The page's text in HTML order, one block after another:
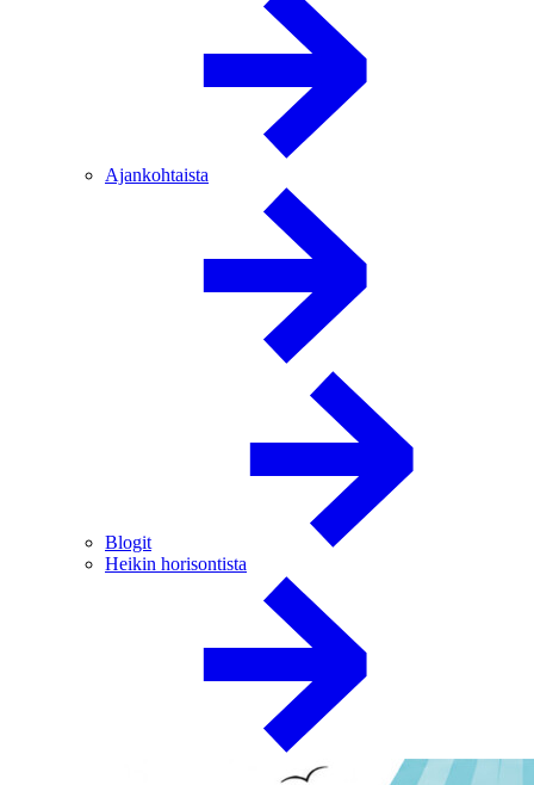
Ajankohtaista
Blogit
Heikin horisontista